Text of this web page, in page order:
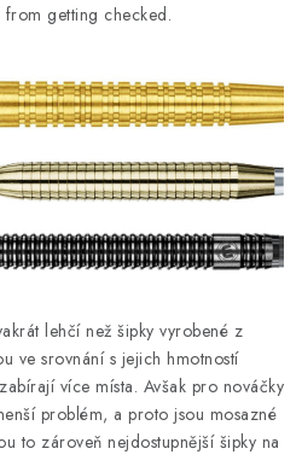
from getting checked.
lehčí než šipky vyrobené z
ve srovnání s jejich hmotností
více místa. Avšak pro nováčky
problém, a proto jsou mosazné
to zároveň nejdostupnější šipky na